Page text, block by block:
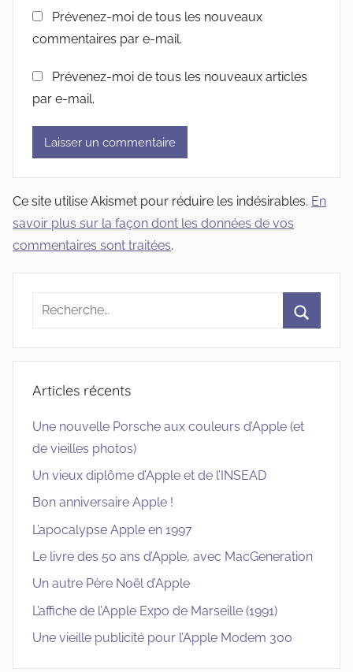
Prévenez-moi de tous les nouveaux
commentaires par e-mail.
Prévenez-moi de tous les nouveaux articles
par e-mail.
Ce site utilise Akismet pour réduire les indésirables. En
savoir plus sur la façon dont les données de vos
commentaires sont traitées.
Recherche
:
Articles récents
Une nouvelle Porsche aux couleurs d’Apple (et
de vieilles photos)
Un vieux diplôme d’Apple et de l’INSEAD
Bon anniversaire Apple !
L’apocalypse Apple en 1997
Le livre des 50 ans d’Apple, avec MacGeneration
Un autre Père Noël d’Apple
L’affiche de l’Apple Expo de Marseille (1991)
Une vieille publicité pour l’Apple Modem 300